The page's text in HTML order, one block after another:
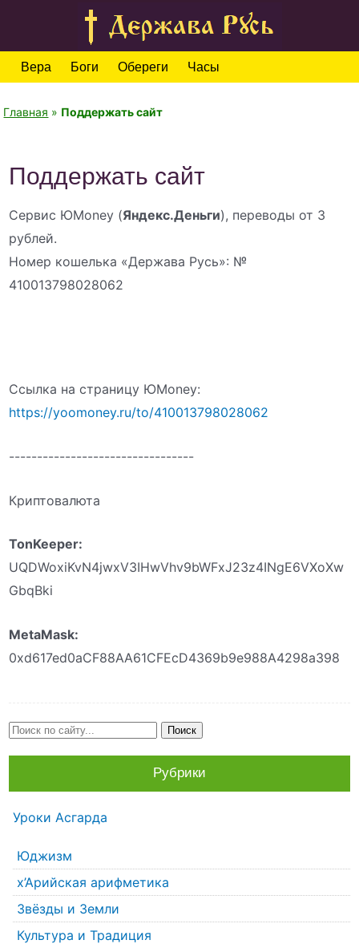
Вера Боги Обереги Часы
Главная » Поддержать сайт
Поддержать сайт
Сервис ЮMoney (Яндекс.Деньги), переводы от 3
рублей.
Номер кошелька «Держава Русь»: №
410013798028062
Ссылка на страницу ЮMoney:
https://yoomoney.ru/to/410013798028062
---------------------------------
Криптовалюта
TonKeeper:
UQDWoxiKvN4jwxV3IHwVhv9bWFxJ23z4INgE6VXoXw
GbqBki
MetaMask:
0xd617ed0aCF88AA61CFEcD4369b9e988A4298a398
Рубрики
Уроки Асгарда
Юджизм
х’Арийская арифметика
Звёзды и Земли
Культура и Традиция